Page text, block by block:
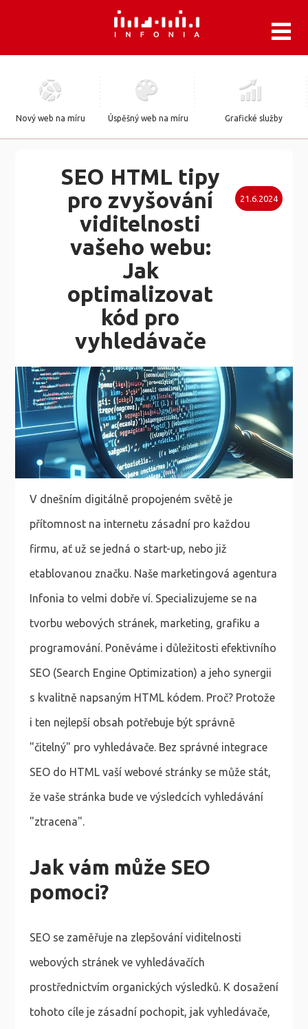
SEO HTML tipy
pro zvyšování
viditelnosti
vašeho webu:
Jak
optimalizovat
kód pro
vyhledávače
21.6.2024
V dnešním digitálně propojeném světě je
přítomnost na internetu zásadní pro každou
firmu, ať už se jedná o start-up, nebo již
etablovanou značku. Naše marketingová agentura
Infonia to velmi dobře ví. Specializujeme se na
tvorbu webových stránek, marketing, grafiku a
programování. Poněváme i důležitosti efektivního
SEO (Search Engine Optimization) a jeho synergii
s kvalitně napsaným HTML kódem. Proč? Protože
i ten nejlepší obsah potřebuje být správně
"čitelný" pro vyhledávače. Bez správné integrace
SEO do HTML vaší webové stránky se může stát,
že vaše stránka bude ve výsledcích vyhledávání
"ztracena".
Jak vám může SEO
pomoci?
SEO se zaměřuje na zlepšování viditelnosti
webových stránek ve vyhledávačích
prostřednictvím organických výsledků. K dosažení
tohoto cíle je zásadní pochopit, jak vyhledávače,
Nový web na míru Úspěšný web na míru Grafické služby